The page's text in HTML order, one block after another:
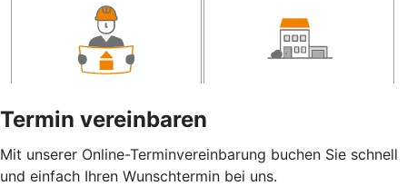
Termin vereinbaren
Mit unserer Online-Terminvereinbarung buchen Sie schnell
und einfach Ihren Wunschtermin bei uns.